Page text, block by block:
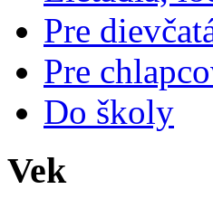
Pre
Pre
Do školy
Vek